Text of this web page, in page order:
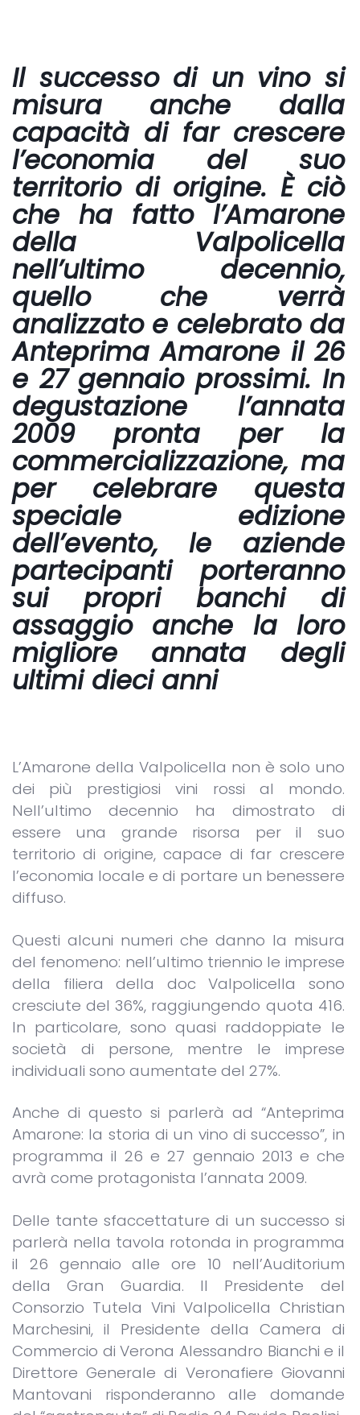
Il successo di un vino si
misura anche dalla
capacità di far crescere
l’economia del suo
territorio di origine. È ciò
che ha fatto l’Amarone
della Valpolicella
nell’ultimo decennio,
quello che verrà
analizzato e celebrato da
Anteprima Amarone il 26
e 27 gennaio prossimi. In
degustazione l’annata
2009 pronta per la
commercializzazione, ma
per celebrare questa
speciale edizione
dell’evento, le aziende
partecipanti porteranno
sui propri banchi di
assaggio anche la loro
migliore annata degli
ultimi dieci anni
L’Amarone della Valpolicella non è solo uno
dei più prestigiosi vini rossi al mondo.
Nell’ultimo decennio ha dimostrato di
essere una grande risorsa per il suo
territorio di origine, capace di far crescere
l’economia locale e di portare un benessere
diffuso.
Questi alcuni numeri che danno la misura
del fenomeno: nell’ultimo triennio le imprese
della filiera della doc Valpolicella sono
cresciute del 36%, raggiungendo quota 416.
In particolare, sono quasi raddoppiate le
società di persone, mentre le imprese
individuali sono aumentate del 27%.
Anche di questo si parlerà ad “Anteprima
Amarone: la storia di un vino di successo”, in
programma il 26 e 27 gennaio 2013 e che
avrà come protagonista l’annata 2009.
Delle tante sfaccettature di un successo si
parlerà nella tavola rotonda in programma
il 26 gennaio alle ore 10 nell’Auditorium
della Gran Guardia. Il Presidente del
Consorzio Tutela Vini Valpolicella Christian
Marchesini, il Presidente della Camera di
Commercio di Verona Alessandro Bianchi e il
Direttore Generale di Veronafiere Giovanni
Mantovani risponderanno alle domande